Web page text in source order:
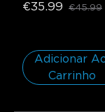
€35.99 €45.99
Adicionar
Carrinho